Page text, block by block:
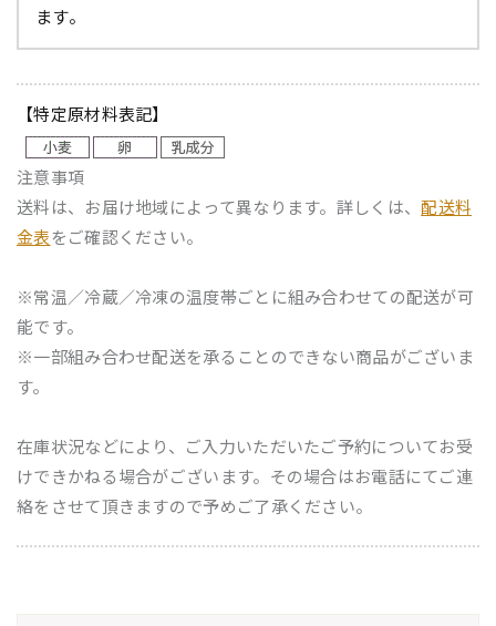
ます。
【特定原材料表記】
注意事項
送料は、お届け地域によって異なります。詳しくは、配送料
金表をご確認ください。
※常温／冷蔵／冷凍の温度帯ごとに組み合わせての配送が可
能です。
※一部組み合わせ配送を承ることのできない商品がございま
す。
在庫状況などにより、ご入力いただいたご予約についてお受
けできかねる場合がございます。その場合はお電話にてご連
絡をさせて頂きますので予めご了承ください。